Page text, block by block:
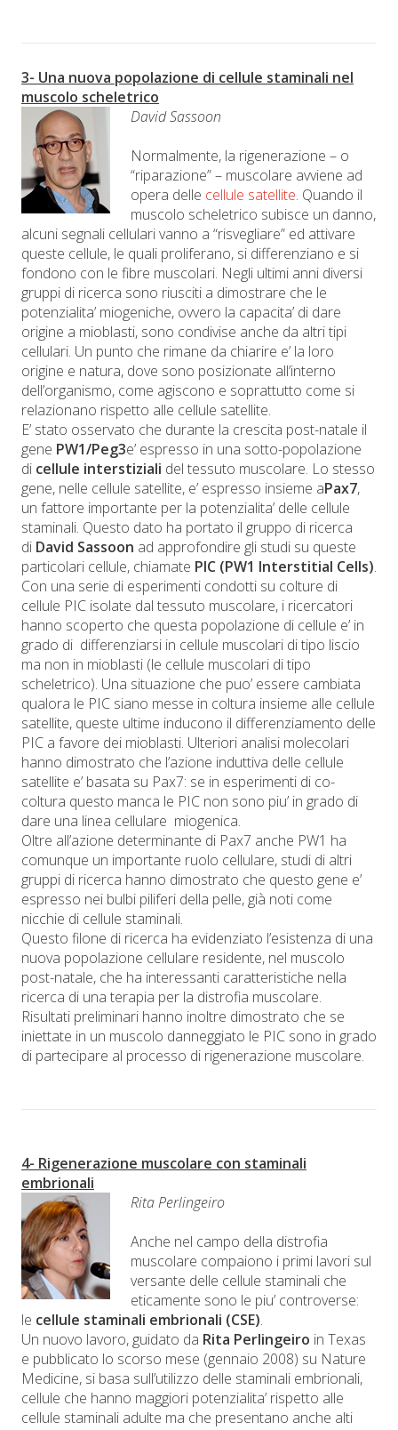
3- Una nuova popolazione di cellule staminali nel
muscolo scheletrico
David Sassoon
Normalmente, la rigenerazione – o
“riparazione” – muscolare avviene ad
opera delle cellule satellite. Quando il
muscolo scheletrico subisce un danno,
alcuni segnali cellulari vanno a “risvegliare” ed attivare
queste cellule, le quali proliferano, si differenziano e si
fondono con le fibre muscolari. Negli ultimi anni diversi
gruppi di ricerca sono riusciti a dimostrare che le
potenzialita’ miogeniche, ovvero la capacita’ di dare
origine a mioblasti, sono condivise anche da altri tipi
cellulari. Un punto che rimane da chiarire e’ la loro
origine e natura, dove sono posizionate all’interno
dell’organismo, come agiscono e soprattutto come si
relazionano rispetto alle cellule satellite.
E’ stato osservato che durante la crescita post-natale il
gene PW1/Peg3e’ espresso in una sotto-popolazione
di cellule interstiziali del tessuto muscolare. Lo stesso
gene, nelle cellule satellite, e’ espresso insieme aPax7,
un fattore importante per la potenzialita’ delle cellule
staminali. Questo dato ha portato il gruppo di ricerca
di David Sassoon ad approfondire gli studi su queste
particolari cellule, chiamate PIC (PW1 Interstitial Cells).
Con una serie di esperimenti condotti su colture di
cellule PIC isolate dal tessuto muscolare, i ricercatori
hanno scoperto che questa popolazione di cellule e’ in
grado di differenziarsi in cellule muscolari di tipo liscio
ma non in mioblasti (le cellule muscolari di tipo
scheletrico). Una situazione che puo’ essere cambiata
qualora le PIC siano messe in coltura insieme alle cellule
satellite, queste ultime inducono il differenziamento delle
PIC a favore dei mioblasti. Ulteriori analisi molecolari
hanno dimostrato che l’azione induttiva delle cellule
satellite e’ basata su Pax7: se in esperimenti di co-
coltura questo manca le PIC non sono piu’ in grado di
dare una linea cellulare miogenica.
Oltre all’azione determinante di Pax7 anche PW1 ha
comunque un importante ruolo cellulare, studi di altri
gruppi di ricerca hanno dimostrato che questo gene e’
espresso nei bulbi piliferi della pelle, già noti come
nicchie di cellule staminali.
Questo filone di ricerca ha evidenziato l’esistenza di una
nuova popolazione cellulare residente, nel muscolo
post-natale, che ha interessanti caratteristiche nella
ricerca di una terapia per la distrofia muscolare.
Risultati preliminari hanno inoltre dimostrato che se
iniettate in un muscolo danneggiato le PIC sono in grado
di partecipare al processo di rigenerazione muscolare.
4- Rigenerazione muscolare con staminali
embrionali
Rita Perlingeiro
Anche nel campo della distrofia
muscolare compaiono i primi lavori sul
versante delle cellule staminali che
eticamente sono le piu’ controverse:
le cellule staminali embrionali (CSE).
Un nuovo lavoro, guidato da Rita Perlingeiro in Texas
e pubblicato lo scorso mese (gennaio 2008) su Nature
Medicine, si basa sull’utilizzo delle staminali embrionali,
cellule che hanno maggiori potenzialita’ rispetto alle
cellule staminali adulte ma che presentano anche alti